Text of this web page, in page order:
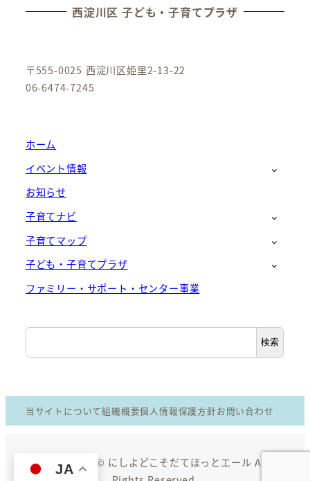
西淀川区 子ども・子育てプラザ
〒555-0025 西淀川区姫里2-13-22
06-6474-7245
ホーム
イベント情報
お知らせ
子育てナビ
子育てマップ
子ども・子育てプラザ
ファミリー・サポート・センター事業
検
索
検索
当サイトについて組織概要個人情報保護方針お問い合わせ
Copyright © にしよどこそだてほっとエール All
JA